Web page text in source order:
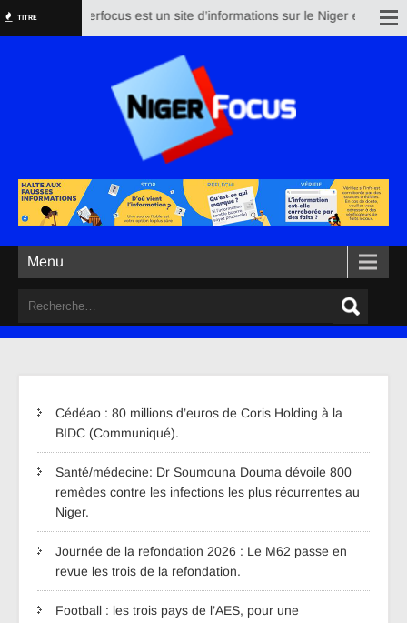
TITRE Nigerfocus est un site d’informations sur le Niger et le
Menu
Cédéao : 80 millions d’euros de Coris Holding à la
BIDC (Communiqué).
Santé/médecine: Dr Soumouna Douma dévoile 800
remèdes contre les infections les plus récurrentes au
Niger.
Journée de la refondation 2026 : Le M62 passe en
revue les trois de la refondation.
Football : les trois pays de l’AES, pour une